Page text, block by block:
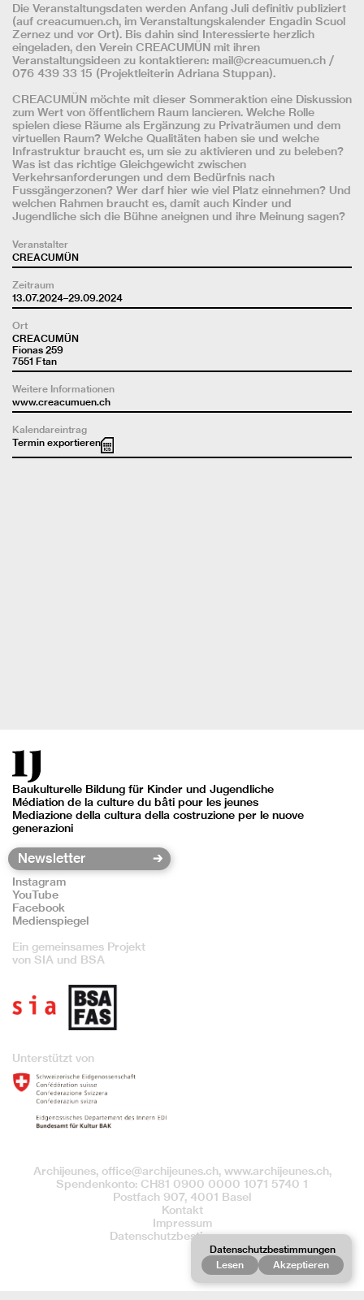
Die Veranstaltungsdaten werden Anfang Juli definitiv publiziert
(auf creacumuen.ch, im Veranstaltungskalender Engadin Scuol
Zernez und vor Ort). Bis dahin sind Interessierte herzlich
eingeladen, den Verein CREACUMÜN mit ihren
Veranstaltungsideen zu kontaktieren: mail@creacumuen.ch /
076 439 33 15 (Projektleiterin Adriana Stuppan).
CREACUMÜN möchte mit dieser Sommeraktion eine Diskussion
zum Wert von öffentlichem Raum lancieren. Welche Rolle
spielen diese Räume als Ergänzung zu Privaträumen und dem
virtuellen Raum? Welche Qualitäten haben sie und welche
Infrastruktur braucht es, um sie zu aktivieren und zu beleben?
Was ist das richtige Gleichgewicht zwischen
Verkehrsanforderungen und dem Bedürfnis nach
Fussgängerzonen? Wer darf hier wie viel Platz einnehmen? Und
welchen Rahmen braucht es, damit auch Kinder und
Jugendliche sich die Bühne aneignen und ihre Meinung sagen?
Veranstalter
CREACUMÜN
Zeitraum
13.07.2024–29.09.2024
Ort
CREACUMÜN
Fionas 259
7551 Ftan
Weitere Informationen
www.creacumuen.ch
Kalendareintrag
Termin exportieren
Baukulturelle Bildung für Kinder und Jugendliche
Médiation de la culture du bâti pour les jeunes
Mediazione della cultura della costruzione per le nuove
generazioni
Instagram
YouTube
Facebook
Medienspiegel
Ein gemeinsames Projekt
von SIA und BSA
Unterstützt von
Archijeunes, office@archijeunes.ch, www.archijeunes.ch,
Spendenkonto: CH81 0900 0000 1071 5740 1
Postfach 907, 4001 Basel
Kontakt
Impressum
Datenschutzbestimmungen
Datenschutzbestimmungen
Lesen
Akzeptieren